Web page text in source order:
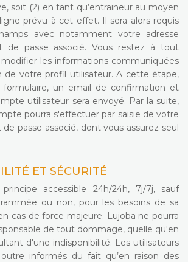
soit (2) en tant qu’entraineur au moyen
prévu à cet effet. Il sera alors requis
avec notamment votre adresse
passe associé. Vous restez à tout
les informations communiquées
de votre profil utilisateur. A cette étape,
formulaire, un email de confirmation et
utilisateur sera envoyé. Par la suite,
pourra s'effectuer par saisie de votre
passe associé, dont vous assurez seul
ET SÉCURITÉ
accessible 24h/24h, 7j/7j, sauf
ou non, pour les besoins de sa
cas de force majeure. Lujoba ne pourra
de tout dommage, quelle qu'en
d'une indisponibilité. Les utilisateurs
informés du fait qu’en raison des